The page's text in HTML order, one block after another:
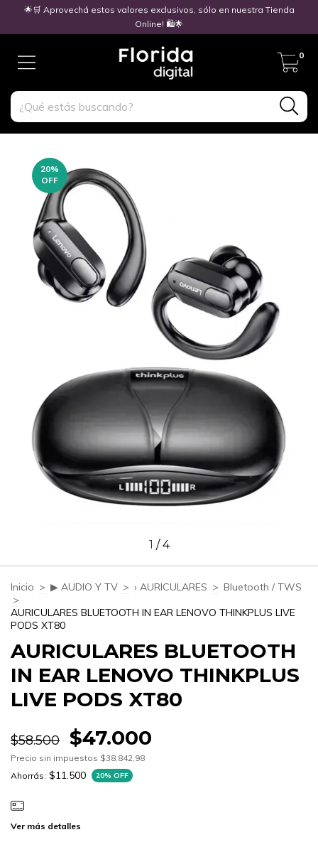
🌟🛒 Aprovechá estos valores exclusivos, sólo en nuestra Tienda
Online! 🛍️🌟
0
20%
OFF
1 /4
Inicio > ▶ AUDIO Y TV > › AURICULARES > Bluetooth / TWS
>
AURICULARES BLUETOOTH IN EAR LENOVO THINKPLUS LIVE
PODS XT80
AURICULARES BLUETOOTH
IN EAR LENOVO THINKPLUS
LIVE PODS XT80
$58.500 $47.000
Precio sin impuestos $38.842,98
Ahorrás: $11.500 20% OFF
Ver más detalles